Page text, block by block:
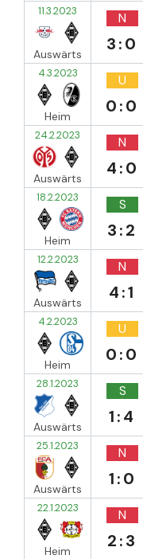
11.3.2023
Auswärts
N
3:0
4.3.2023
Heim
U
0:0
24.2.2023
Auswärts
N
4:0
18.2.2023
Heim
S
3:2
12.2.2023
Auswärts
N
4:1
4.2.2023
Heim
U
0:0
28.1.2023
Auswärts
S
1:4
25.1.2023
Auswärts
N
1:0
22.1.2023
Heim
N
2:3